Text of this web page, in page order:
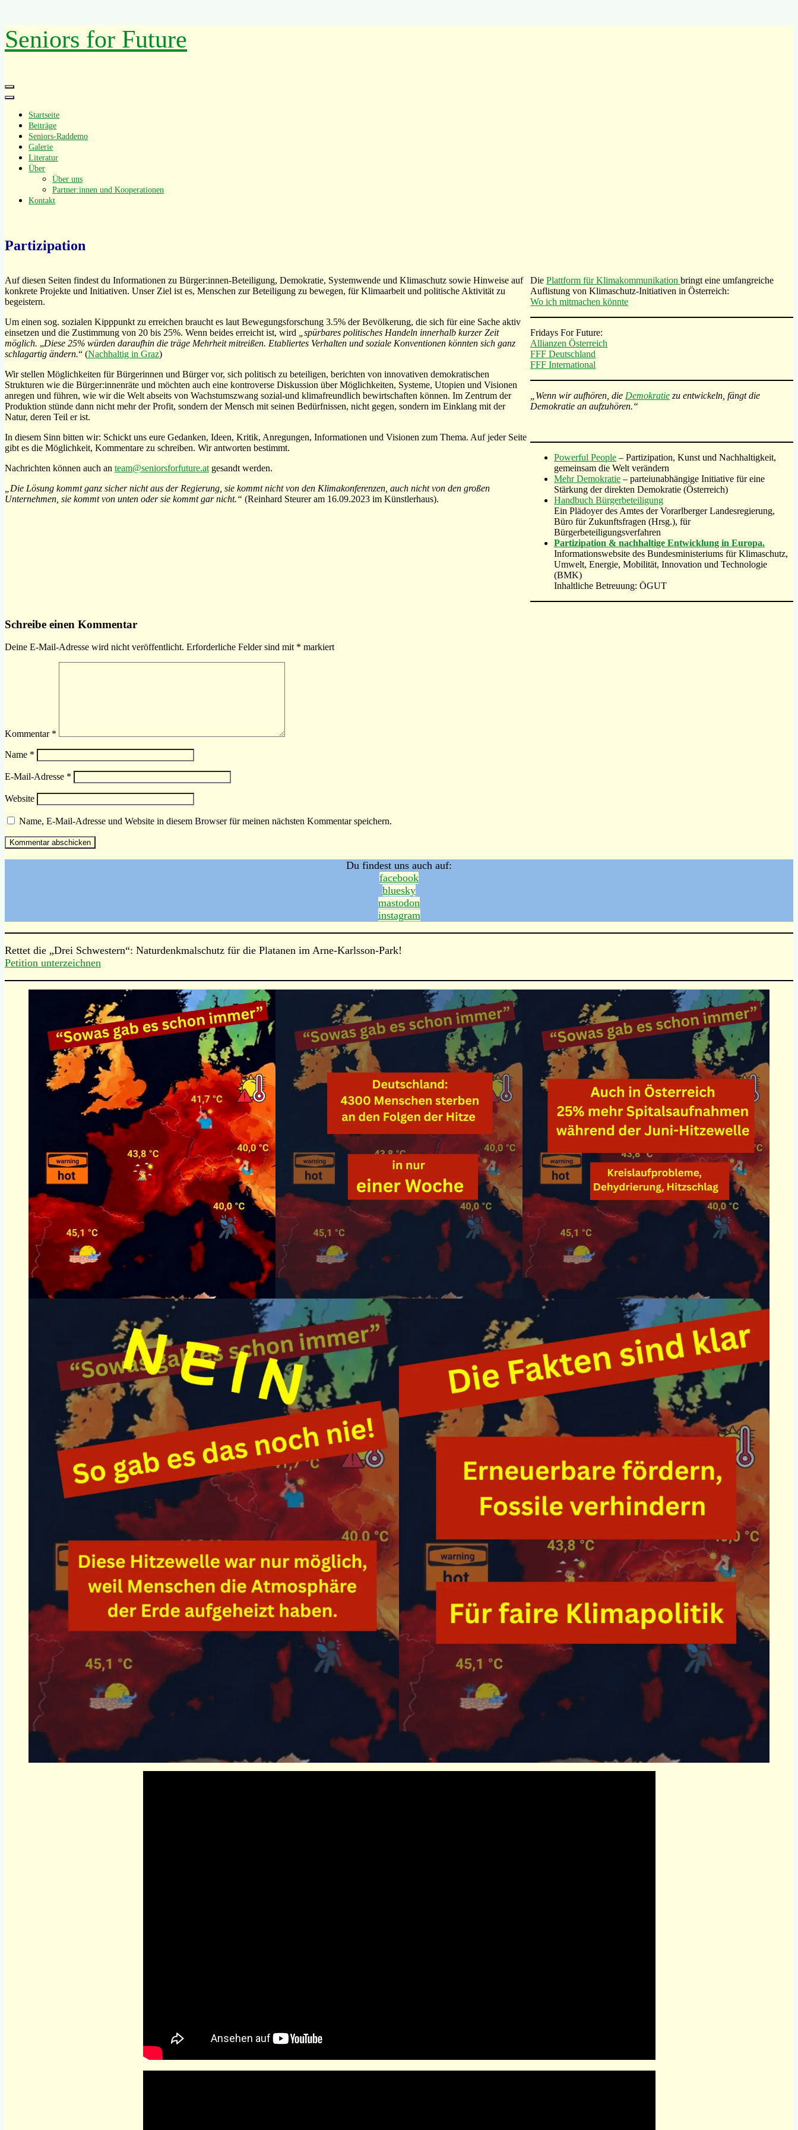
Zum
Inhalt
springen
Seniors for Future
Primäres
Menü
Startseite
Beiträge
Seniors-Raddemo
Galerie
Literatur
Über
Über uns
Partner:innen und Kooperationen
Kontakt
Partizipation
Auf diesen Seiten findest du Informationen zu Bürger:innen-Beteiligung, Demokratie, Systemwende und Klimaschutz sowie Hinweise auf
konkrete Projekte und Initiativen. Unser Ziel ist es, Menschen zur Beteiligung zu bewegen, für Klimaarbeit und politische Aktivität zu
begeistern.
Um einen sog. sozialen Kipppunkt zu erreichen braucht es laut Bewegungsforschung 3.5% der Bevölkerung, die sich für eine Sache aktiv
einsetzen und die Zustimmung von 20 bis 25%. Wenn beides erreicht ist, wird
„spürbares politisches Handeln innerhalb kurzer Zeit
möglich. „Diese 25% würden daraufhin die träge Mehrheit mitreißen. Etabliertes Verhalten und soziale Konventionen könnten sich ganz
schlagartig ändern.“ (Nachhaltig in Graz)
Wir stellen Möglichkeiten für Bürgerinnen und Bürger vor, sich politisch zu beteiligen, berichten von innovativen demokratischen
Strukturen wie die Bürger:innenräte und möchten auch eine kontroverse Diskussion über Möglichkeiten, Systeme, Utopien und Visionen
anregen und führen, wie wir die Welt abseits von Wachstumszwang sozial-und klimafreundlich bewirtschaften können. Im Zentrum der
Produktion stünde dann nicht mehr der Profit, sondern der Mensch mit seinen Bedürfnissen, nicht gegen, sondern im Einklang mit der
Natur, deren Teil er ist.
In diesem Sinn bitten wir: Schickt uns eure Gedanken, Ideen, Kritik, Anregungen, Informationen und Visionen zum Thema. Auf jeder Seite
gibt es die Möglichkeit, Kommentare zu schreiben. Wir antworten bestimmt.
Nachrichten können auch an team@seniorsforfuture.at gesandt werden.
„Die Lösung kommt ganz sicher nicht aus der Regierung, sie kommt nicht von den Klimakonferenzen, auch nicht von den großen
Unternehmen, sie kommt von unten oder sie kommt gar nicht.“ (Reinhard Steurer am 16.09.2023 im Künstlerhaus).
DiePlattform für Klimakommunikationbringt eine umfangreiche
Auflistung von Klimaschutz-Initiativen in Österreich:
Wo ich mitmachen könnte
Fridays For Future:
Allianzen Österreich
FFF Deutschland
FFF International
„Wenn wir aufhören, die Demokratie zu entwickeln, fängt die
Demokratie an aufzuhören.“
Powerful People – Partizipation, Kunst und Nachhaltigkeit,
gemeinsam die Welt verändern
Mehr Demokratie – parteiunabhängige Initiative für eine
Stärkung der direkten Demokratie (Österreich)
Handbuch Bürgerbeteiligung
Ein Plädoyer des Amtes der Vorarlberger Landesregierung,
Büro für Zukunftsfragen (Hrsg.), für
Bürgerbeteiligungsverfahren
Partizipation & nachhaltige Entwicklung in Europa.
Informationswebsite des Bundesministeriums für Klimaschutz,
Umwelt, Energie, Mobilität, Innovation und Technologie
(BMK)
Inhaltliche Betreuung: ÖGUT
Schreibe einen Kommentar
Deine E-Mail-Adresse wird nicht veröffentlicht. Erforderliche Felder sind mit * markiert
Kommentar *
Name *
E-Mail-Adresse *
Website
Name, E-Mail-Adresse und Website in diesem Browser für meinen nächsten Kommentar speichern.
Du findest uns auch auf:
facebook
bluesky
mastodon
instagram
Rettet die „Drei Schwestern“: Naturdenkmalschutz für die Platanen im Arne-Karlsson-Park!
Petition unterzeichnen